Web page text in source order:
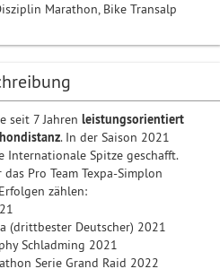
Marathon, Bike Transalp
seit 7 Jahren leistungsorientiert
. In der Saison 2021
Internationale Spitze geschafft.
Pro Team Texpa-Simplon
zählen:
(drittbester Deutscher) 2021
Schladming 2021
Serie Grand Raid 2022